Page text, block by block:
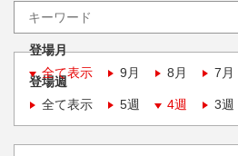
登場月
全て表示
9月 8月 7月
登場週
全て表示
5週 4週 3週